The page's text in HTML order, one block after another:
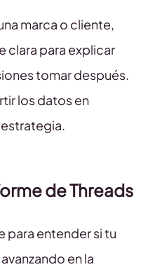
marca o cliente,
clara para explicar
tomar después.
los datos en
de Threads
para entender si tu
en la